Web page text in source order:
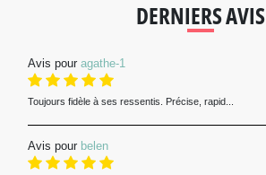
DERNIERS AVIS
Avis pour agathe-1
Toujours fidèle à ses ressentis. Précise, rapid...
Avis pour belen